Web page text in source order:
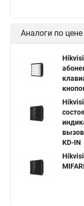
Аналоги по цене
KD-IN